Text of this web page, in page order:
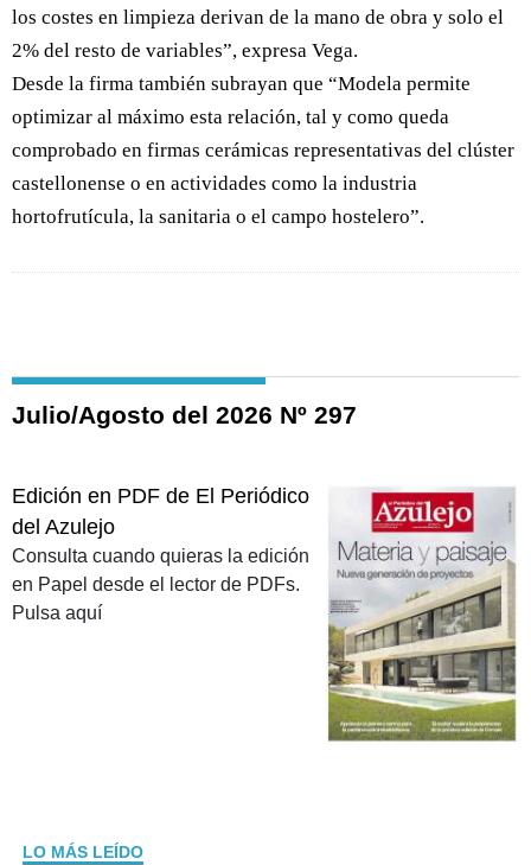
los costes en limpieza derivan de la mano de obra y solo el
2% del resto de variables”, expresa Vega.
Desde la firma también subrayan que “Modela permite
optimizar al máximo esta relación, tal y como queda
comprobado en firmas cerámicas representativas del clúster
castellonense o en actividades como la industria
hortofrutícula, la sanitaria o el campo hostelero”.
Julio/Agosto del 2026 Nº 297
Edición en PDF de El Periódico
del Azulejo
Consulta cuando quieras la edición
en Papel desde el lector de PDFs.
Pulsa aquí
LO MÁS LEÍDO